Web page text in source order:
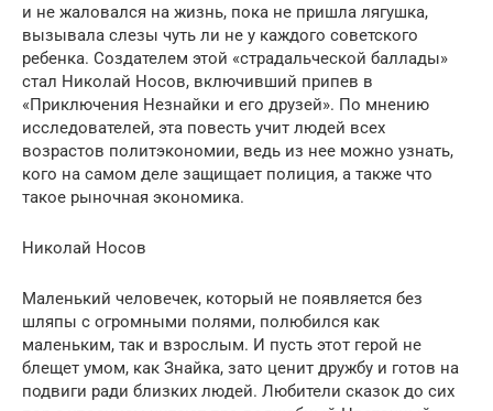
и не жаловался на жизнь, пока не пришла лягушка,
вызывала слезы чуть ли не у каждого советского
ребенка. Создателем этой «страдальческой баллады»
стал Николай Носов, включивший припев в
«Приключения Незнайки и его друзей». По мнению
исследователей, эта повесть учит людей всех
возрастов политэкономии, ведь из нее можно узнать,
кого на самом деле защищает полиция, а также что
такое рыночная экономика.
Николай Носов
Маленький человечек, который не появляется без
шляпы с огромными полями, полюбился как
маленьким, так и взрослым. И пусть этот герой не
блещет умом, как Знайка, зато ценит дружбу и готов на
подвиги ради близких людей. Любители сказок до сих